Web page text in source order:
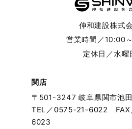
2024年2月
2024年1月
伸和建設株式
営業時間／10:00
定休日／水曜
関店
〒501-3247 岐阜県関市池
TEL／ 0575-21-6022
FAX
6023